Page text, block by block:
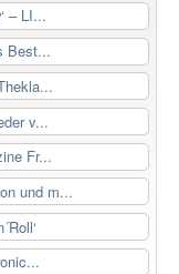
– LI...
Best...
v...
Fr...
und m...